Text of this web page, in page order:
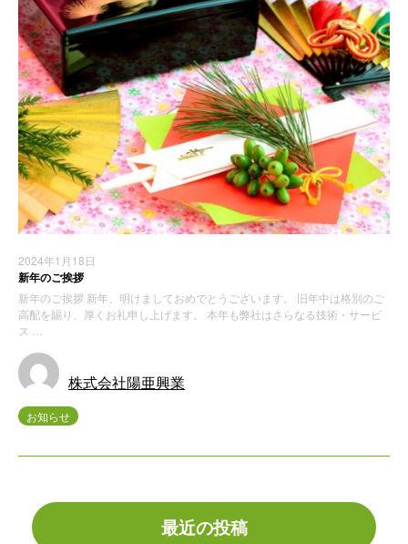
2024年1月18日
新年のご挨拶
新年のご挨拶 新年、明けましておめでとうございます。 旧年中は格別のご
高配を賜り、厚くお礼申し上げます。 本年も弊社はさらなる技術・サービ
ス …
株式会社陽亜興業
お知らせ
最近の投稿